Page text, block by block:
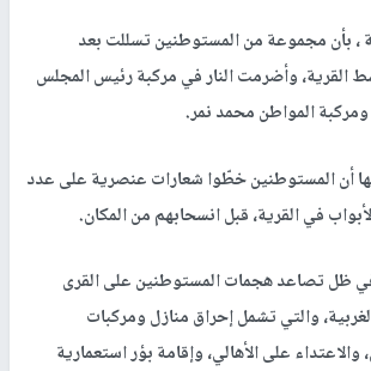
، بأن مجموعة من المستوطنين تسللت بعد
القرية، وأضرمت النار في مركبة رئيس المجلس
المواطن محمد نمر.
أن المستوطنين خطّوا شعارات عنصرية على عدد
في القرية، قبل انسحابهم من المكان.
في ظل تصاعد هجمات المستوطنين على القرى
والتي تشمل إحراق منازل ومركبات
على الأهالي، وإقامة بؤر استعمارية